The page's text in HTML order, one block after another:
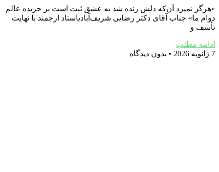
«هرگز نمیرد آن‌که دلش زنده شد به عشق ثبت است بر جریده عالم
دوام ما» جناب آقای دکتر رضایی شریف‌آبادیاستاد ارجمند با نهایت
تأسف و
ادامه مطلب
7 ژانویه 2026
بدون دیدگاه